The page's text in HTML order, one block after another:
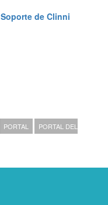
Soporte de Clinni
PORTAL
PORTAL DEL